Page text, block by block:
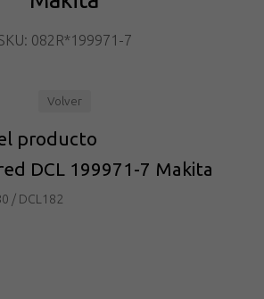
082R*199971-7
Volver
producto
DCL 199971-7 Makita
/ DCL182